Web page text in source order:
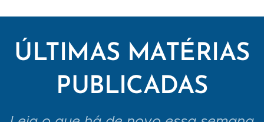
ÚLTIMAS MATÉRIAS
PUBLICADAS